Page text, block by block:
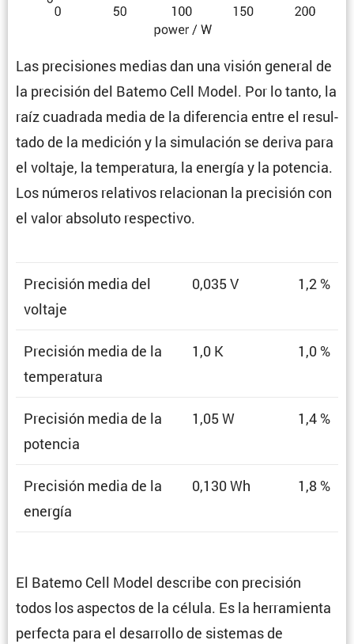
Las preci­siones medias dan una visión general de
la preci­sión del Batemo Cell Model. Por lo tanto, la
raíz cuadrada media de la diferencia entre el resul­
tado de la medición y la simula­ción se deriva para
el voltaje, la tempe­ra­tura, la energía y la potencia.
Los números relativos relacionan la preci­sión con
el valor absoluto respectivo.
Preci­sión media del
voltaje
0,035 V 1,2 %
Preci­sión media de la
temperatura
1,0 K 1,0 %
Preci­sión media de la
potencia
1,05 W 1,4 %
Preci­sión media de la
energía
0,130 Wh 1,8 %
El Batemo Cell Model describe con preci­sión
todos los aspectos de la célula. Es la herra­mienta
perfecta para el desarrollo de sistemas de